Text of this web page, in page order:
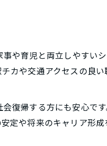
や育児と両立しやすい
カや交通アクセスの良い
復帰する方にも安心で
定や将来のキャリア形成